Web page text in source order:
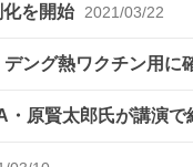
を開始 2021/03/22
ング熱ワクチン用に
原賢太郎氏が講演で